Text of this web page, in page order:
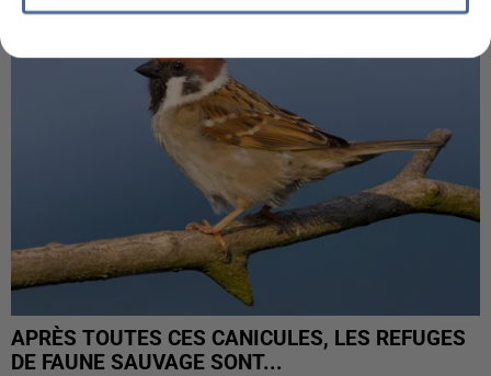
APRÈS TOUTES CES CANICULES, LES REFUGES
DE FAUNE SAUVAGE SONT...